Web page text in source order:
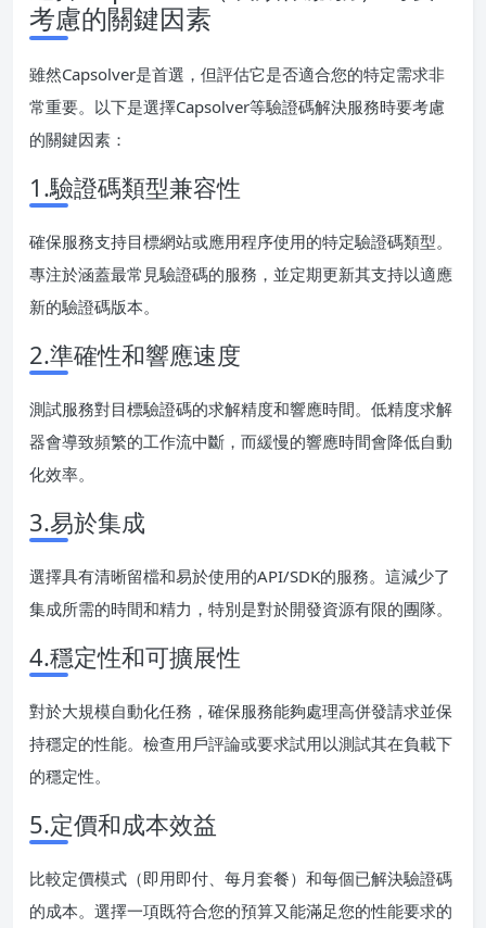
考慮的關鍵因素
雖然Capsolver是首選，但評估它是否適合您的特定需求非
常重要。以下是選擇Capsolver等驗證碼解決服務時要考慮
的關鍵因素：
1.驗證碼類型兼容性
確保服務支持目標網站或應用程序使用的特定驗證碼類型。
專注於涵蓋最常見驗證碼的服務，並定期更新其支持以適應
新的驗證碼版本。
2.準確性和響應速度
測試服務對目標驗證碼的求解精度和響應時間。低精度求解
器會導致頻繁的工作流中斷，而緩慢的響應時間會降低自動
化效率。
3.易於集成
選擇具有清晰留檔和易於使用的API/SDK的服務。這減少了
集成所需的時間和精力，特別是對於開發資源有限的團隊。
4.穩定性和可擴展性
對於大規模自動化任務，確保服務能夠處理高併發請求並保
持穩定的性能。檢查用戶評論或要求試用以測試其在負載下
的穩定性。
5.定價和成本效益
比較定價模式（即用即付、每月套餐）和每個已解決驗證碼
的成本。選擇一項既符合您的預算又能滿足您的性能要求的